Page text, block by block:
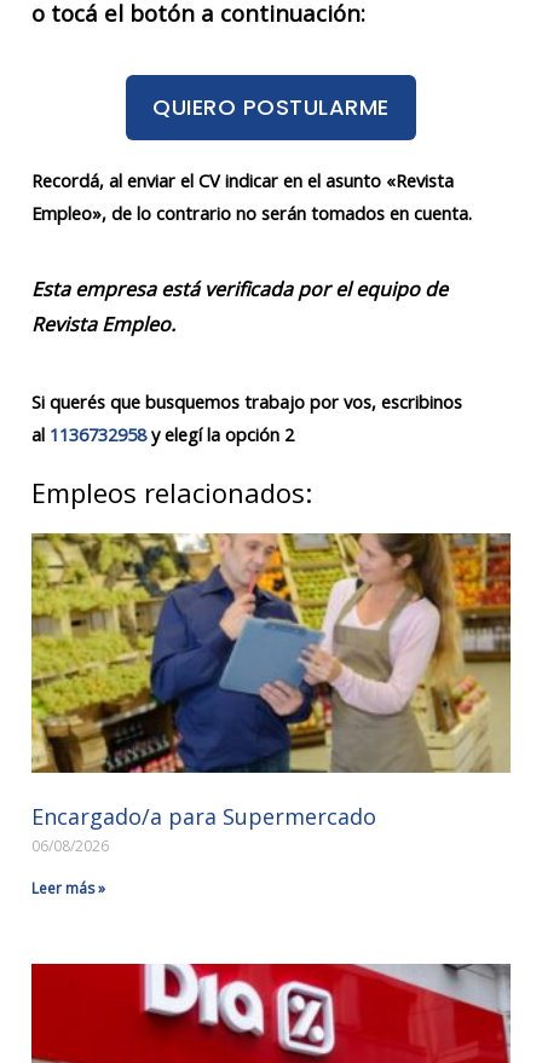
o tocá el botón a continuación:
QUIERO POSTULARME
Recordá, al enviar el CV indicar en el asunto «Revista
Empleo», de lo contrario no serán tomados en cuenta.
Esta empresa está verificada por el equipo de
Revista Empleo.
Si querés que busquemos trabajo por vos, escribinos
al 1136732958y elegí la opción 2
Empleos relacionados:
Encargado/a para Supermercado
06/08/2026
Leer más »